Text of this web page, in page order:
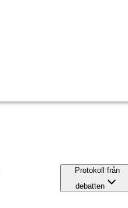
Protokoll från
debatten